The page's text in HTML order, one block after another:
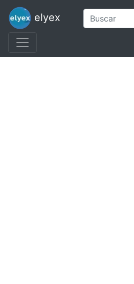
elyex